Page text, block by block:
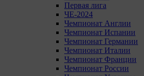
Первая лига
ЧЕ-2024
Чемпионат Англии
Чемпионат Испании
Чемпионат Германии
Чемпионат Италии
Чемпионат Франции
Чемпионат России